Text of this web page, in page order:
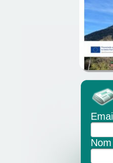
Email
Nom